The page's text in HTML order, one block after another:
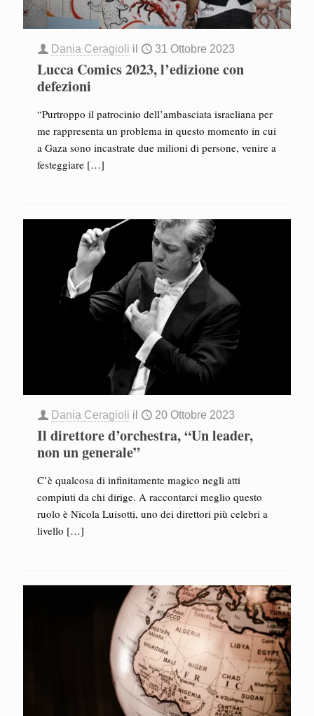
Dania Ceragioli il 31 Ottobre 2023
Lucca Comics 2023, l’edizione con
defezioni
“Purtroppo il patrocinio dell’ambasciata israeliana per
me rappresenta un problema in questo momento in cui
a Gaza sono incastrate due milioni di persone, venire a
festeggiare […]
Dania Ceragioli il 20 Ottobre 2023
Il direttore d’orchestra, “Un leader,
non un generale”
C’è qualcosa di infinitamente magico negli atti
compiuti da chi dirige. A raccontarci meglio questo
ruolo è Nicola Luisotti, uno dei direttori più celebri a
livello […]